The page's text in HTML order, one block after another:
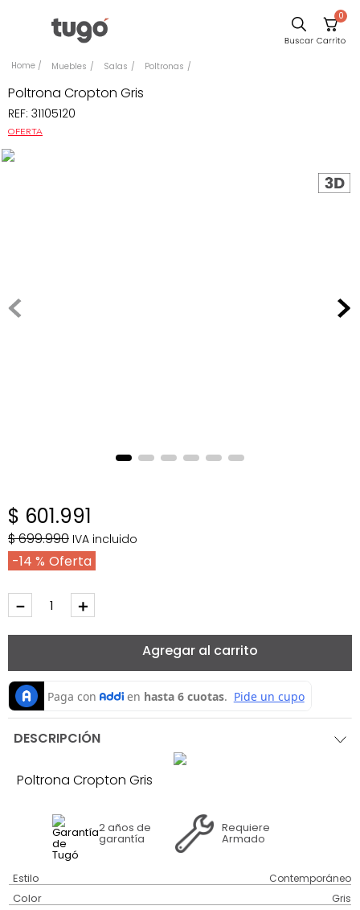
0
Muebles Salas Poltronas
Poltrona Cropton Gris
REF: 31105120
OFERTA
$ 601.991
$699.990 IVA incluido
14 %
＋
－
Agregar al carrito
DESCRIPCIÓN
Poltrona Cropton Gris
2 años de
garantía
Requiere
Armado
Estilo Contemporáneo
Color Gris
Comedor
Escritorio
Sillas